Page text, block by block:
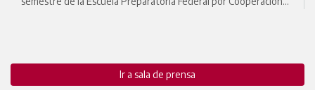
Ir a sala de prensa